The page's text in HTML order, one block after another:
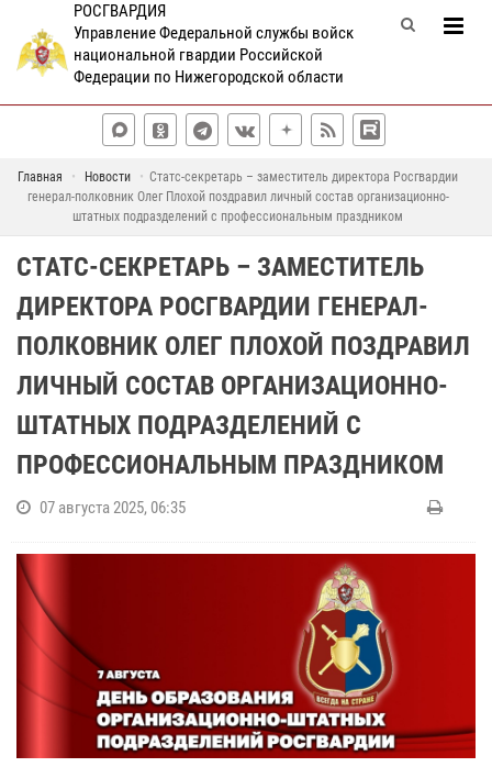
РОСГВАРДИЯ
Управление Федеральной службы войск
национальной гвардии Российской
Федерации по Нижегородской области
Главная Новости
Статс-секретарь – заместитель директора Росгвардии
генерал-полковник Олег Плохой поздравил личный состав организационно-
штатных подразделений с профессиональным праздником
СТАТС-СЕКРЕТАРЬ – ЗАМЕСТИТЕЛЬ
ДИРЕКТОРА РОСГВАРДИИ ГЕНЕРАЛ-
ПОЛКОВНИК ОЛЕГ ПЛОХОЙ ПОЗДРАВИЛ
ЛИЧНЫЙ СОСТАВ ОРГАНИЗАЦИОННО-
ШТАТНЫХ ПОДРАЗДЕЛЕНИЙ С
ПРОФЕССИОНАЛЬНЫМ ПРАЗДНИКОМ
07 августа 2025, 06:35